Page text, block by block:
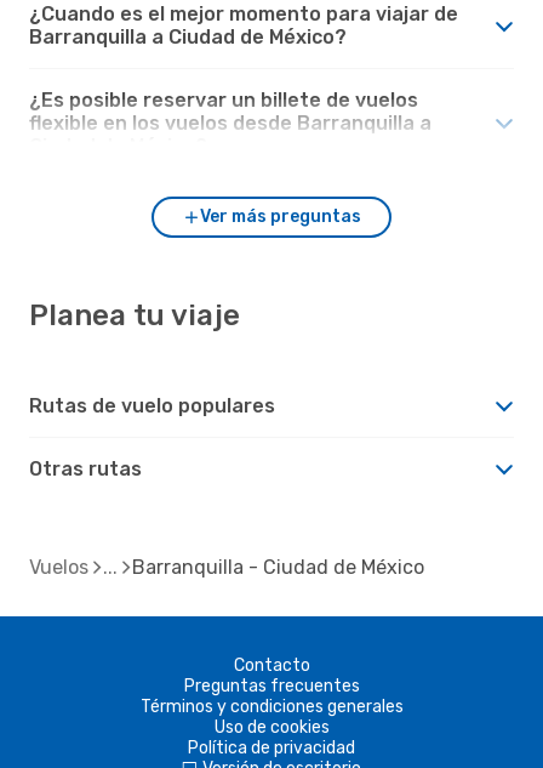
¿Cuando es el mejor momento para viajar de
Barranquilla a Ciudad de México?
¿Es posible reservar un billete de vuelos
flexible en los vuelos desde Barranquilla a
Ver más preguntas
Planea tu viaje
Rutas de vuelo populares
Otras rutas
Vuelos Barranquilla - Ciudad de México
Contacto
Preguntas frecuentes
Términos y condiciones generales
Uso de cookies
Política de privacidad